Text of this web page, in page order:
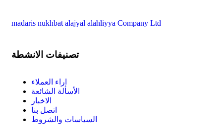
madaris nukhbat alajyal alahliyya Company Ltd
تصنيفات الانشطة
اراء العملاء
الأسألة الشائعة
الاخبار
اتصل بنا
السياسات والشروط